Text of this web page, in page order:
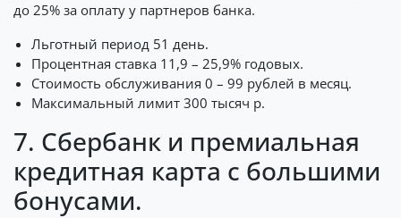
до 25% за оплату у партнеров банка.
Льготный период 51 день.
Процентная ставка 11,9 – 25,9% годовых.
Стоимость обслуживания 0 – 99 рублей в месяц.
Максимальный лимит 300 тысяч р.
7. Сбербанк и премиальная
кредитная карта с большими
бонусами.